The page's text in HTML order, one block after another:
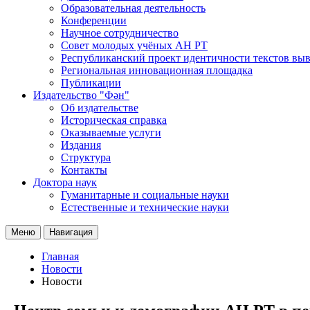
Образовательная деятельность
Конференции
Научное сотрудничество
Совет молодых учёных АН РТ
Республиканский проект идентичности текстов
Региональная инновационная площадка
Публикации
Издательство "Фән"
Об издательстве
Историческая справка
Оказываемые услуги
Издания
Структура
Контакты
Доктора наук
Гуманитарные и социальные науки
Естественные и технические науки
Меню Навигация
Главная
Новости
Новости